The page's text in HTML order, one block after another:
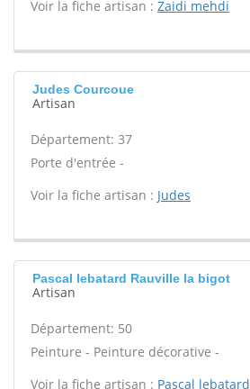
Voir la fiche artisan : Zaidi mehdi
Judes Courcoue
Artisan
Département: 37
Porte d'entrée -
Voir la fiche artisan : Judes
Pascal lebatard Rauville la bigot
Artisan
Département: 50
Peinture - Peinture décorative -
Voir la fiche artisan : Pascal lebatard